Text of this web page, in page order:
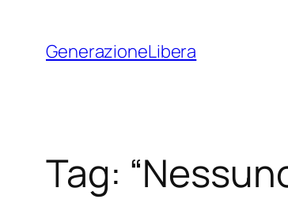
contenuto
GenerazioneLibera
Tag: